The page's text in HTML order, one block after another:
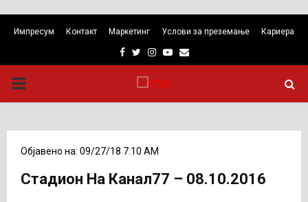
Импресум Контакт Маркетинг Услови за преземање Кариера
Facebook
TwitterInstagram
Youtube
Email
PRIMARY
Објавено на: 09/27/18 7:10 AM
Стадион На Канал77 – 08.10.2016